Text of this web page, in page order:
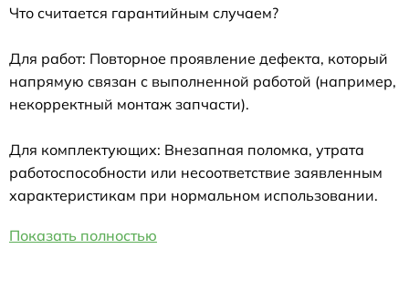
Что считается гарантийным случаем?
Для работ: Повторное проявление дефекта, который
напрямую связан с выполненной работой (например,
некорректный монтаж запчасти).
Для комплектующих: Внезапная поломка, утрата
работоспособности или несоответствие заявленным
характеристикам при нормальном использовании.
Показать полностью